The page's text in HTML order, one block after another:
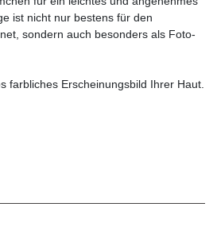
ist nicht nur bestens für den
sondern auch besonders als Foto-
farbliches Erscheinungsbild Ihrer Haut.